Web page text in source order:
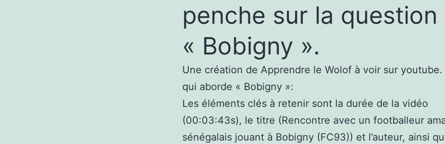
penche sur la question
« Bobigny ».
Une création de Apprendre le Wolof à voir sur youtube.
qui aborde « Bobigny »:
Les éléments clés à retenir sont la durée de la vidéo
(00:03:43s), le titre (Rencontre avec un footballeur
sénégalais jouant à Bobigny (FC93)) et l’auteur, ainsi